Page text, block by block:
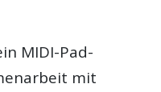
MIDI-Pad-
mit